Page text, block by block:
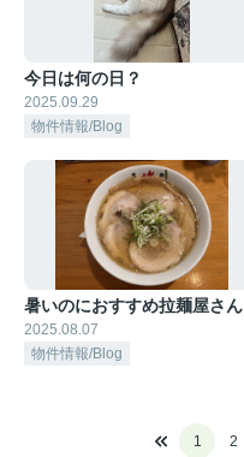
今日は何の日？
2025.09.29
物件情報/Blog
暑いのにおすすめ拉麺屋さん
2025.08.07
物件情報/Blog
1 2